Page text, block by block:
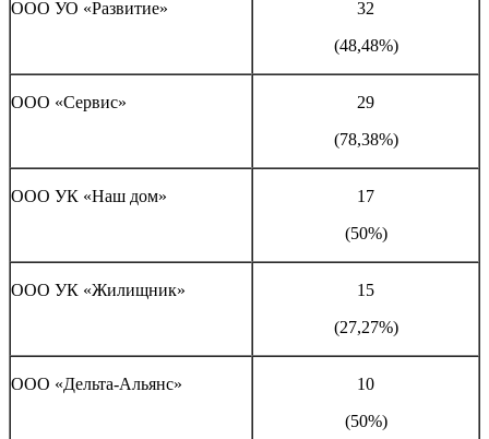
ООО УО «Развитие»
32
(48,48%)
ООО «Сервис»
29
(78,38%)
ООО УК «Наш дом»
17
(50%)
ООО УК «Жилищник»
15
(27,27%)
ООО «Дельта-Альянс»
10
(50%)